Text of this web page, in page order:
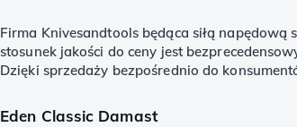
Firma Knivesandtools będąca siłą
stosunek jakości do ceny jest
Dzięki sprzedaży bezpośrednio do
Eden Classic Damast